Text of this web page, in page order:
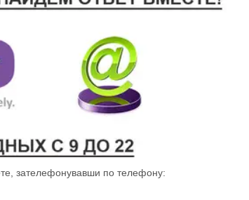
зателефонувавши по телефону: